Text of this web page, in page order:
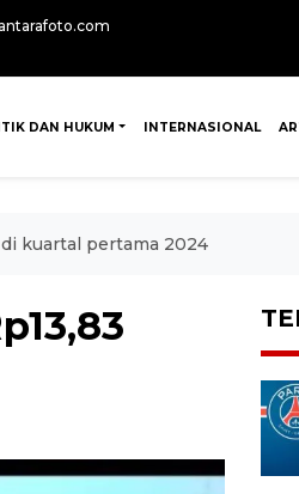
DAN HUKUM INTERNASIONAL
kuartal pertama 2024